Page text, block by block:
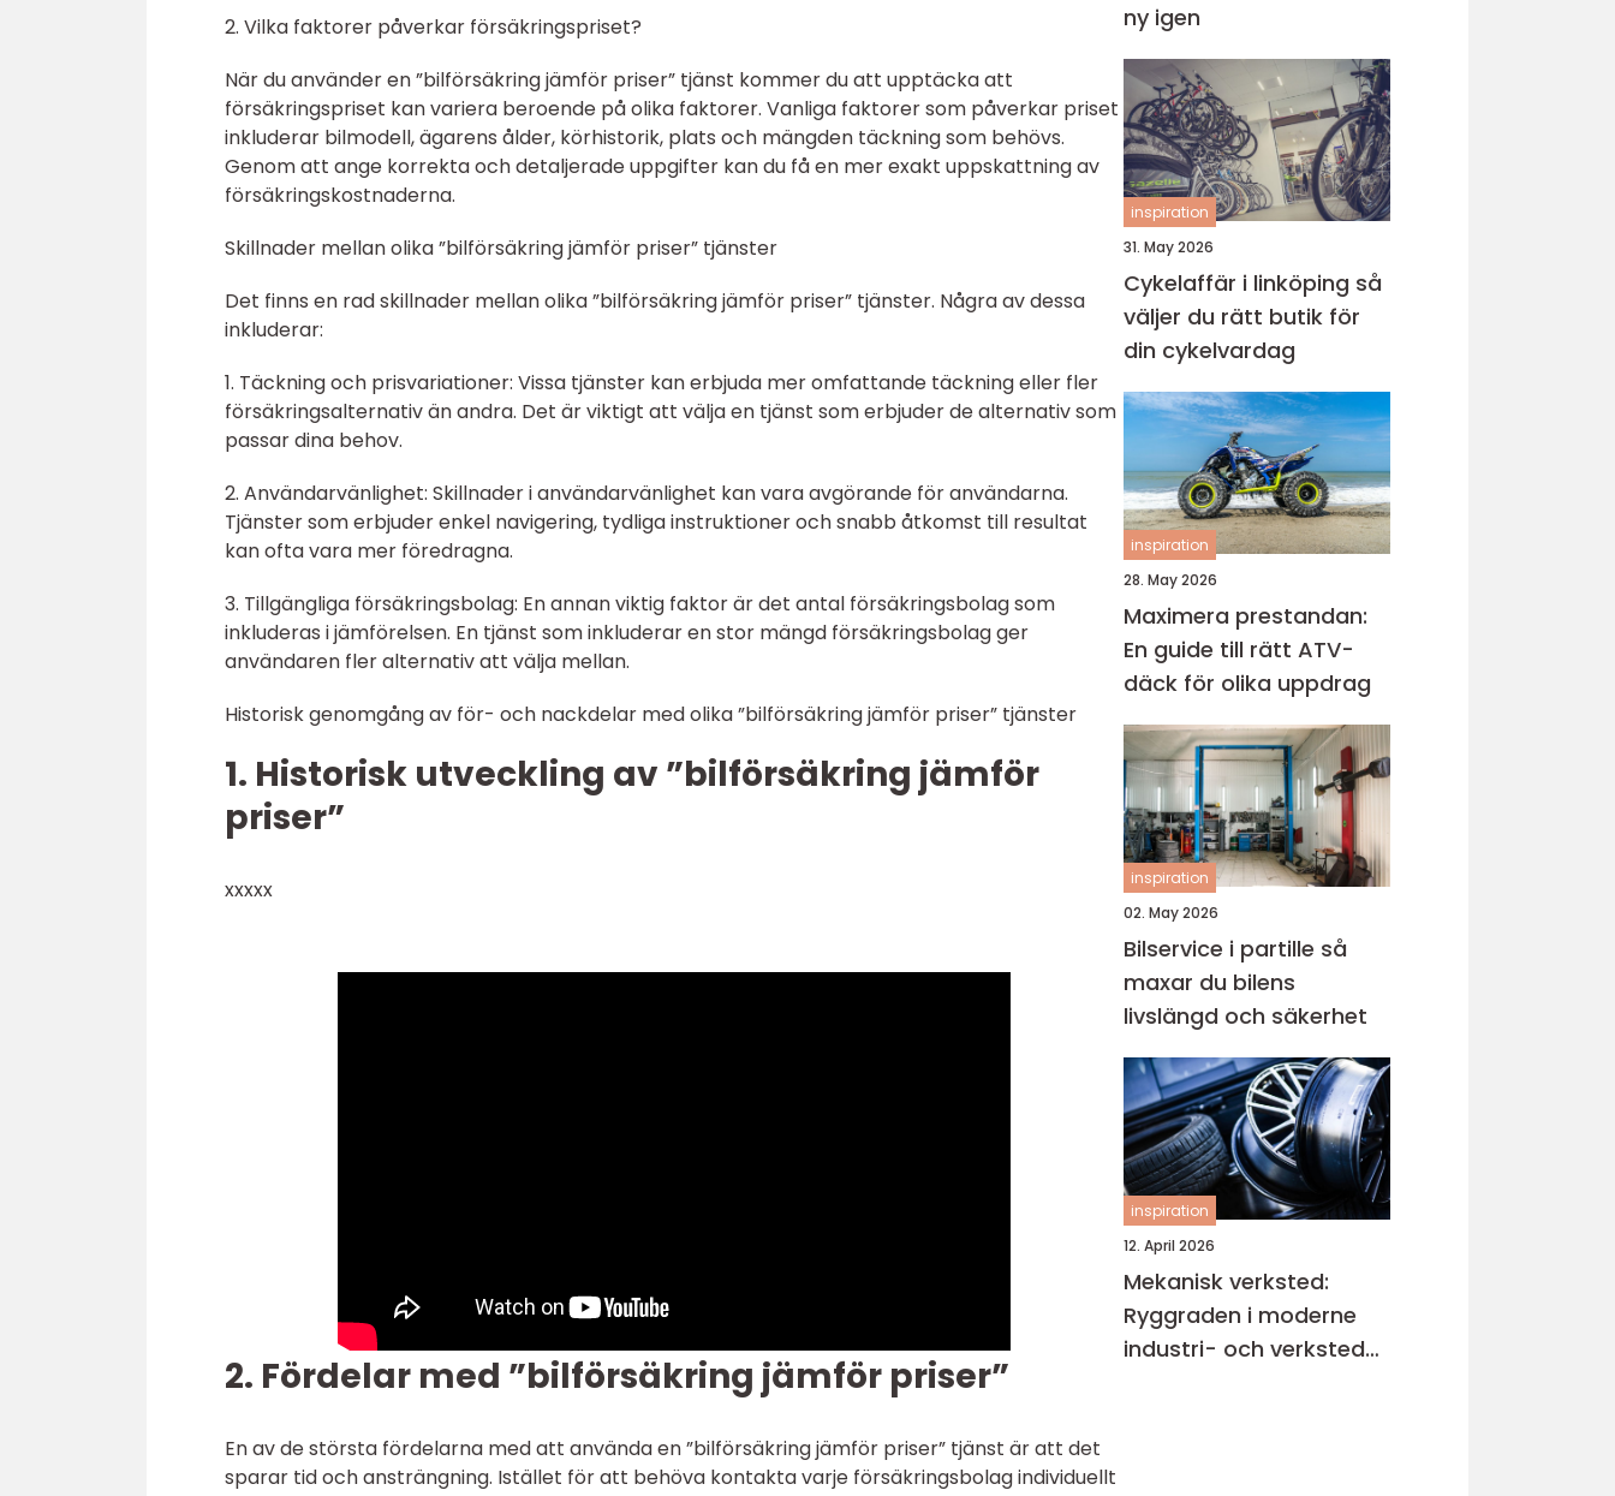
2. Vilka faktorer påverkar försäkringspriset?
När du använder en ”bilförsäkring jämför priser” tjänst kommer du att upptäcka att
försäkringspriset kan variera beroende på olika faktorer. Vanliga faktorer som påverkar priset
inkluderar bilmodell, ägarens ålder, körhistorik, plats och mängden täckning som behövs.
Genom att ange korrekta och detaljerade uppgifter kan du få en mer exakt uppskattning av
försäkringskostnaderna.
Skillnader mellan olika ”bilförsäkring jämför priser” tjänster
Det finns en rad skillnader mellan olika ”bilförsäkring jämför priser” tjänster. Några av dessa
inkluderar:
1. Täckning och prisvariationer: Vissa tjänster kan erbjuda mer omfattande täckning eller fler
försäkringsalternativ än andra. Det är viktigt att välja en tjänst som erbjuder de alternativ som
passar dina behov.
2. Användarvänlighet: Skillnader i användarvänlighet kan vara avgörande för användarna.
Tjänster som erbjuder enkel navigering, tydliga instruktioner och snabb åtkomst till resultat
kan ofta vara mer föredragna.
3. Tillgängliga försäkringsbolag: En annan viktig faktor är det antal försäkringsbolag som
inkluderas i jämförelsen. En tjänst som inkluderar en stor mängd försäkringsbolag ger
användaren fler alternativ att välja mellan.
Historisk genomgång av för- och nackdelar med olika ”bilförsäkring jämför priser” tjänster
1. Historisk utveckling av ”bilförsäkring jämför
priser”
xxxxx
2. Fördelar med ”bilförsäkring jämför priser”
En av de största fördelarna med att använda en ”bilförsäkring jämför priser” tjänst är att det
sparar tid och ansträngning. Istället för att behöva kontakta varje försäkringsbolag individuellt
ny igen
inspiration
31. May 2026
Cykelaffär i linköping så
väljer du rätt butik för
din cykelvardag
inspiration
28. May 2026
Maximera prestandan:
En guide till rätt ATV-
däck för olika uppdrag
inspiration
02. May 2026
Bilservice i partille så
maxar du bilens
livslängd och säkerhet
inspiration
12. April 2026
Mekanisk verksted:
Ryggraden i moderne
industri- och verksted-